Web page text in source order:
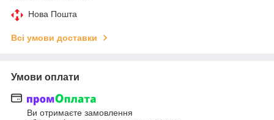
Нова Пошта
Всі умови доставки
Умови оплати
Ви отримаєте замовлення